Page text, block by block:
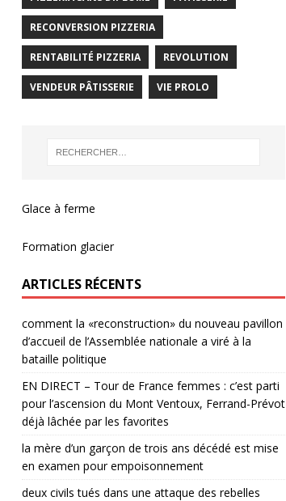
RECONVERSION PIZZERIA
RENTABILITÉ PIZZERIA REVOLUTION
VENDEUR PÂTISSERIE VIE PROLO
Glace à ferme
Formation glacier
ARTICLES RÉCENTS
comment la «reconstruction» du nouveau pavillon
d’accueil de l’Assemblée nationale a viré à la
bataille politique
EN DIRECT – Tour de France femmes : c’est parti
pour l’ascension du Mont Ventoux, Ferrand-Prévot
déjà lâchée par les favorites
la mère d’un garçon de trois ans décédé est mise
en examen pour empoisonnement
deux civils tués dans une attaque des rebelles